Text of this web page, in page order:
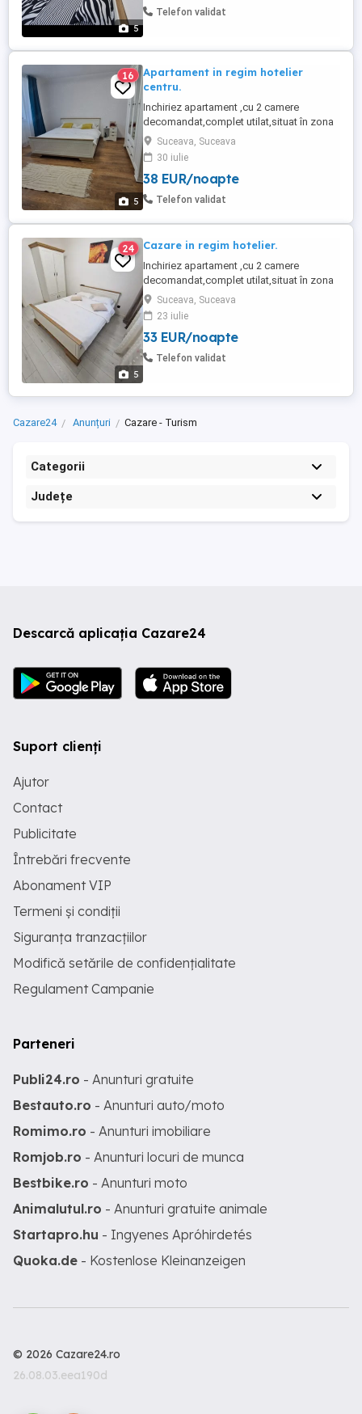
5
microunde,masina de spalat rufe,fier de
Telefon validat
5
16
Apartament in regim hotelier
centru.
Inchiriez apartament ,cu 2 camere
decomandat,complet utilat,situat în zona
ultra centrala.Foarte aproape de spitalul
Județean,piață,primărie,politie. Va este
pus la dispozitie: -2 paturi matrimoniale
160-200, -plita,cuptor,cuptor cu
microunde,masina de spalat rufe,fier de
Suceava, Suceava
30 iulie
38 EUR/noapte
Telefon validat
5
24 Cazare in regim hotelier.
Inchiriez apartament ,cu 2 camere
decomandat,complet utilat,situat în zona
centrala.Foarte aproape de spitalul
Județean,piață,primărie,politie. Va este
pus la dispozitie: -2 paturi matrimoniale
160-200, -plita,cuptor cu
microunde,masina de spalat rufe,fier de
Suceava, Suceava
23 iulie
33 EUR/noapte
Telefon validat
Cazare24 Anunțuri Cazare - Turism
Categorii
Județe
Descarcă aplicația Cazare24
Suport clienți
Ajutor
Contact
Publicitate
Întrebări frecvente
Abonament VIP
Termeni și condiții
Siguranța tranzacțiilor
Modifică setările de confidențialitate
Regulament Campanie
Parteneri
Publi24.ro - Anunturi gratuite
Bestauto.ro - Anunturi auto/moto
Romimo.ro - Anunturi imobiliare
Romjob.ro - Anunturi locuri de munca
Bestbike.ro - Anunturi moto
Animalutul.ro - Anunturi gratuite animale
Startapro.hu - Ingyenes Apróhirdetés
Quoka.de - Kostenlose Kleinanzeigen
© 2026 Cazare24.ro
26.08.03.eea190d